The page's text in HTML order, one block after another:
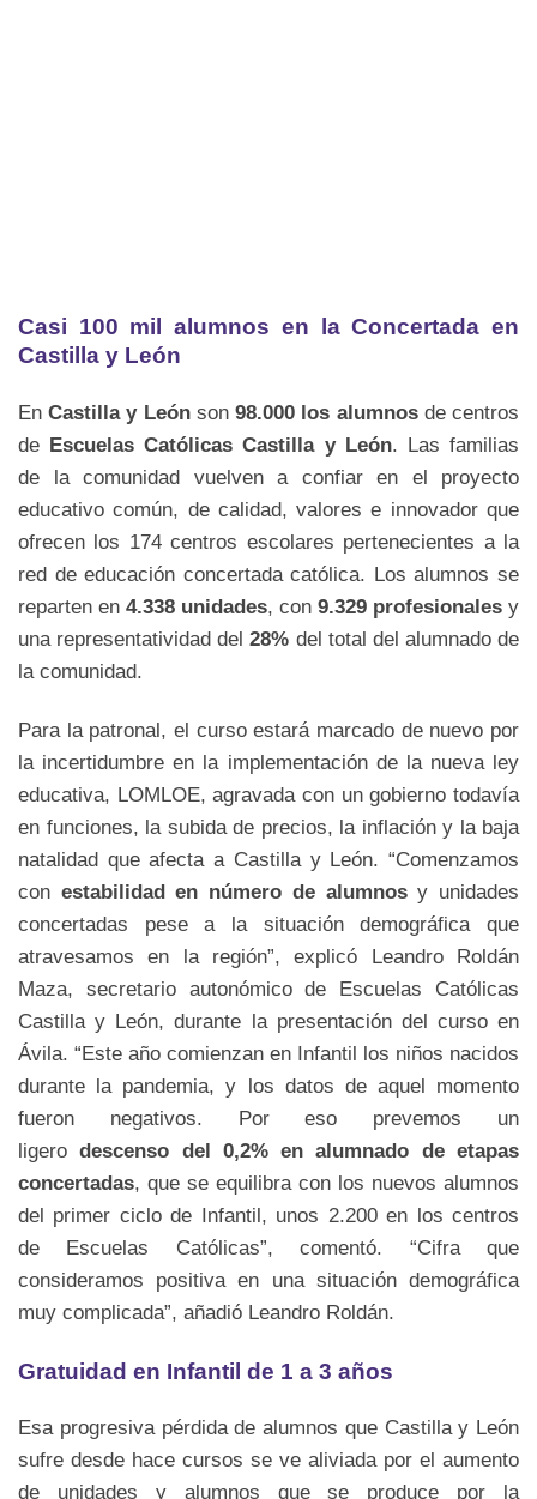
Casi 100 mil alumnos en la Concertada en
Castilla y León
En Castilla y León son98.000 los alumnosde centros
de Escuelas Católicas Castilla y León. Las familias
de la comunidad vuelven a confiar en el proyecto
educativo común, de calidad, valores e innovador que
ofrecen los 174 centros escolares pertenecientes a la
red de educación concertada católica. Los alumnos se
reparten en 4.338 unidades, con 9.329 profesionales y
una representatividad del28% del total del alumnado de
la comunidad.
Para la patronal, el curso estará marcado de nuevo por
la incertidumbre en la implementación de la nueva ley
educativa, LOMLOE, agravada con un gobierno todavía
en funciones, la subida de precios, la inflación y la baja
natalidad que afecta a Castilla y León. “Comenzamos
con estabilidad en número de alumnosy unidades
concertadas pese a la situación demográfica que
atravesamos en la región”, explicó Leandro Roldán
Maza, secretario autonómico de Escuelas Católicas
Castilla y León, durante la presentación del curso en
Ávila. “Este año comienzan en Infantil los niños nacidos
durante la pandemia, y los datos de aquel momento
fueron negativos. Por eso prevemos un
ligerodescenso del 0,2% en alumnado de etapas
concertadas, que se equilibra con los nuevos alumnos
del primer ciclo de Infantil, unos 2.200 en los centros
de Escuelas Católicas”, comentó. “Cifra que
consideramos positiva en una situación demográfica
muy complicada”, añadió Leandro Roldán.
Gratuidad en Infantil de 1 a 3 años
Esa progresiva pérdida de alumnos que Castilla y León
sufre desde hace cursos se ve aliviada por el aumento
de unidades y alumnos que se produce por la